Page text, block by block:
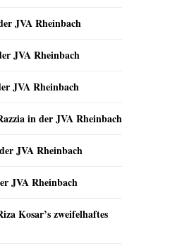
JVA Rheinbach
JVA Rheinbach
JVA Rheinbach
in der JVA Rheinbach
JVA Rheinbach
JVA Rheinbach
Kosar’s zweifelhaftes